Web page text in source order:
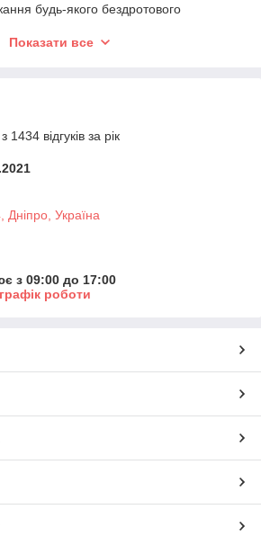
будь-якого бездротового
102 та інші елементи для ремонту та
заряду – електронні схеми
пристрій, призначені для
АКБ. Доставка по Україні,
заряду
відповідають за деякі з таких функцій:
Показати все
відгуків за рік
Дніпро, Україна
з 09:00 до 17:00
роботи